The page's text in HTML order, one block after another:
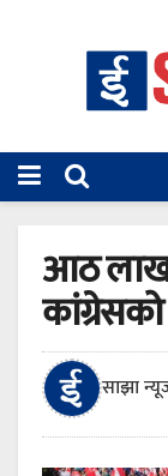
आठ लाख
साझा